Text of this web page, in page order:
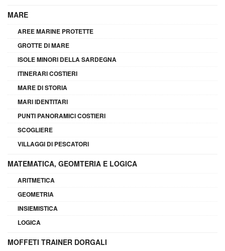
MARE
AREE MARINE PROTETTE
GROTTE DI MARE
ISOLE MINORI DELLA SARDEGNA
ITINERARI COSTIERI
MARE DI STORIA
MARI IDENTITARI
PUNTI PANORAMICI COSTIERI
SCOGLIERE
VILLAGGI DI PESCATORI
MATEMATICA, GEOMTERIA E LOGICA
ARITMETICA
GEOMETRIA
INSIEMISTICA
LOGICA
MOFFETI TRAINER DORGALI